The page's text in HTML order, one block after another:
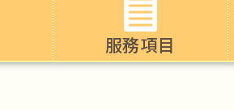
服務項目